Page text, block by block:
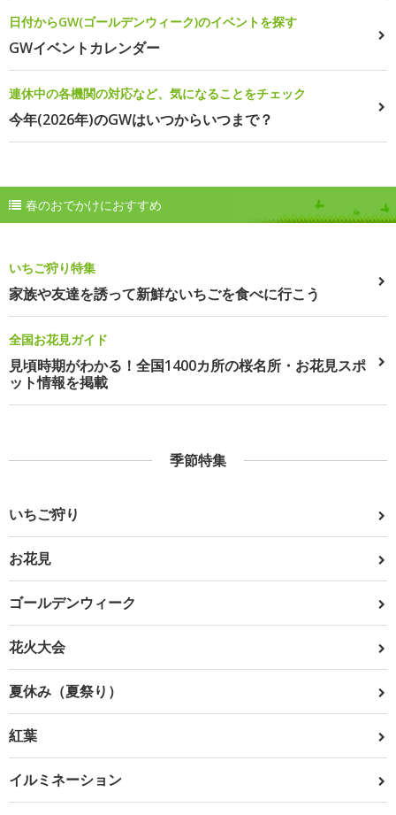
日付からGW(ゴールデンウィーク)のイベントを探す
GWイベントカレンダー
連休中の各機関の対応など、気になることをチェック
今年(2026年)のGWはいつからいつまで？
春のおでかけにおすすめ
いちご狩り特集
家族や友達を誘って新鮮ないちごを食べに行こう
全国お花見ガイド
見頃時期がわかる！全国1400カ所の桜名所・お花見スポ
ット情報を掲載
季節特集
いちご狩り
お花見
ゴールデンウィーク
花火大会
夏休み（夏祭り）
紅葉
イルミネーション